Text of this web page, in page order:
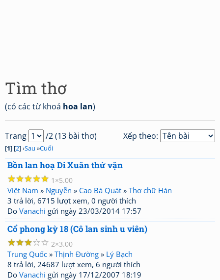
Tìm thơ
(có các từ khoá hoa lan)
Xếp theo:
Trang /2 (13 bài thơ)
[1] [2] ›Sau »Cuối
Bồn lan hoạ Di Xuân thứ vận
☆
☆
☆
☆
☆ 1 5.00
Việt Nam » Nguyễn » Cao Bá Quát » Thơ chữ Hán
3 trả lời, 6715 lượt xem, 0 người thích
Do Vanachi gửi ngày 23/03/2014 17:57
Cổ phong kỳ 18 (Cô lan sinh u viên)
☆
☆
☆
☆
☆ 2 3.00
Trung Quốc » Thịnh Đường » Lý Bạch
8 trả lời, 24687 lượt xem, 6 người thích
Do Vanachi gửi ngày 17/12/2007 18:19